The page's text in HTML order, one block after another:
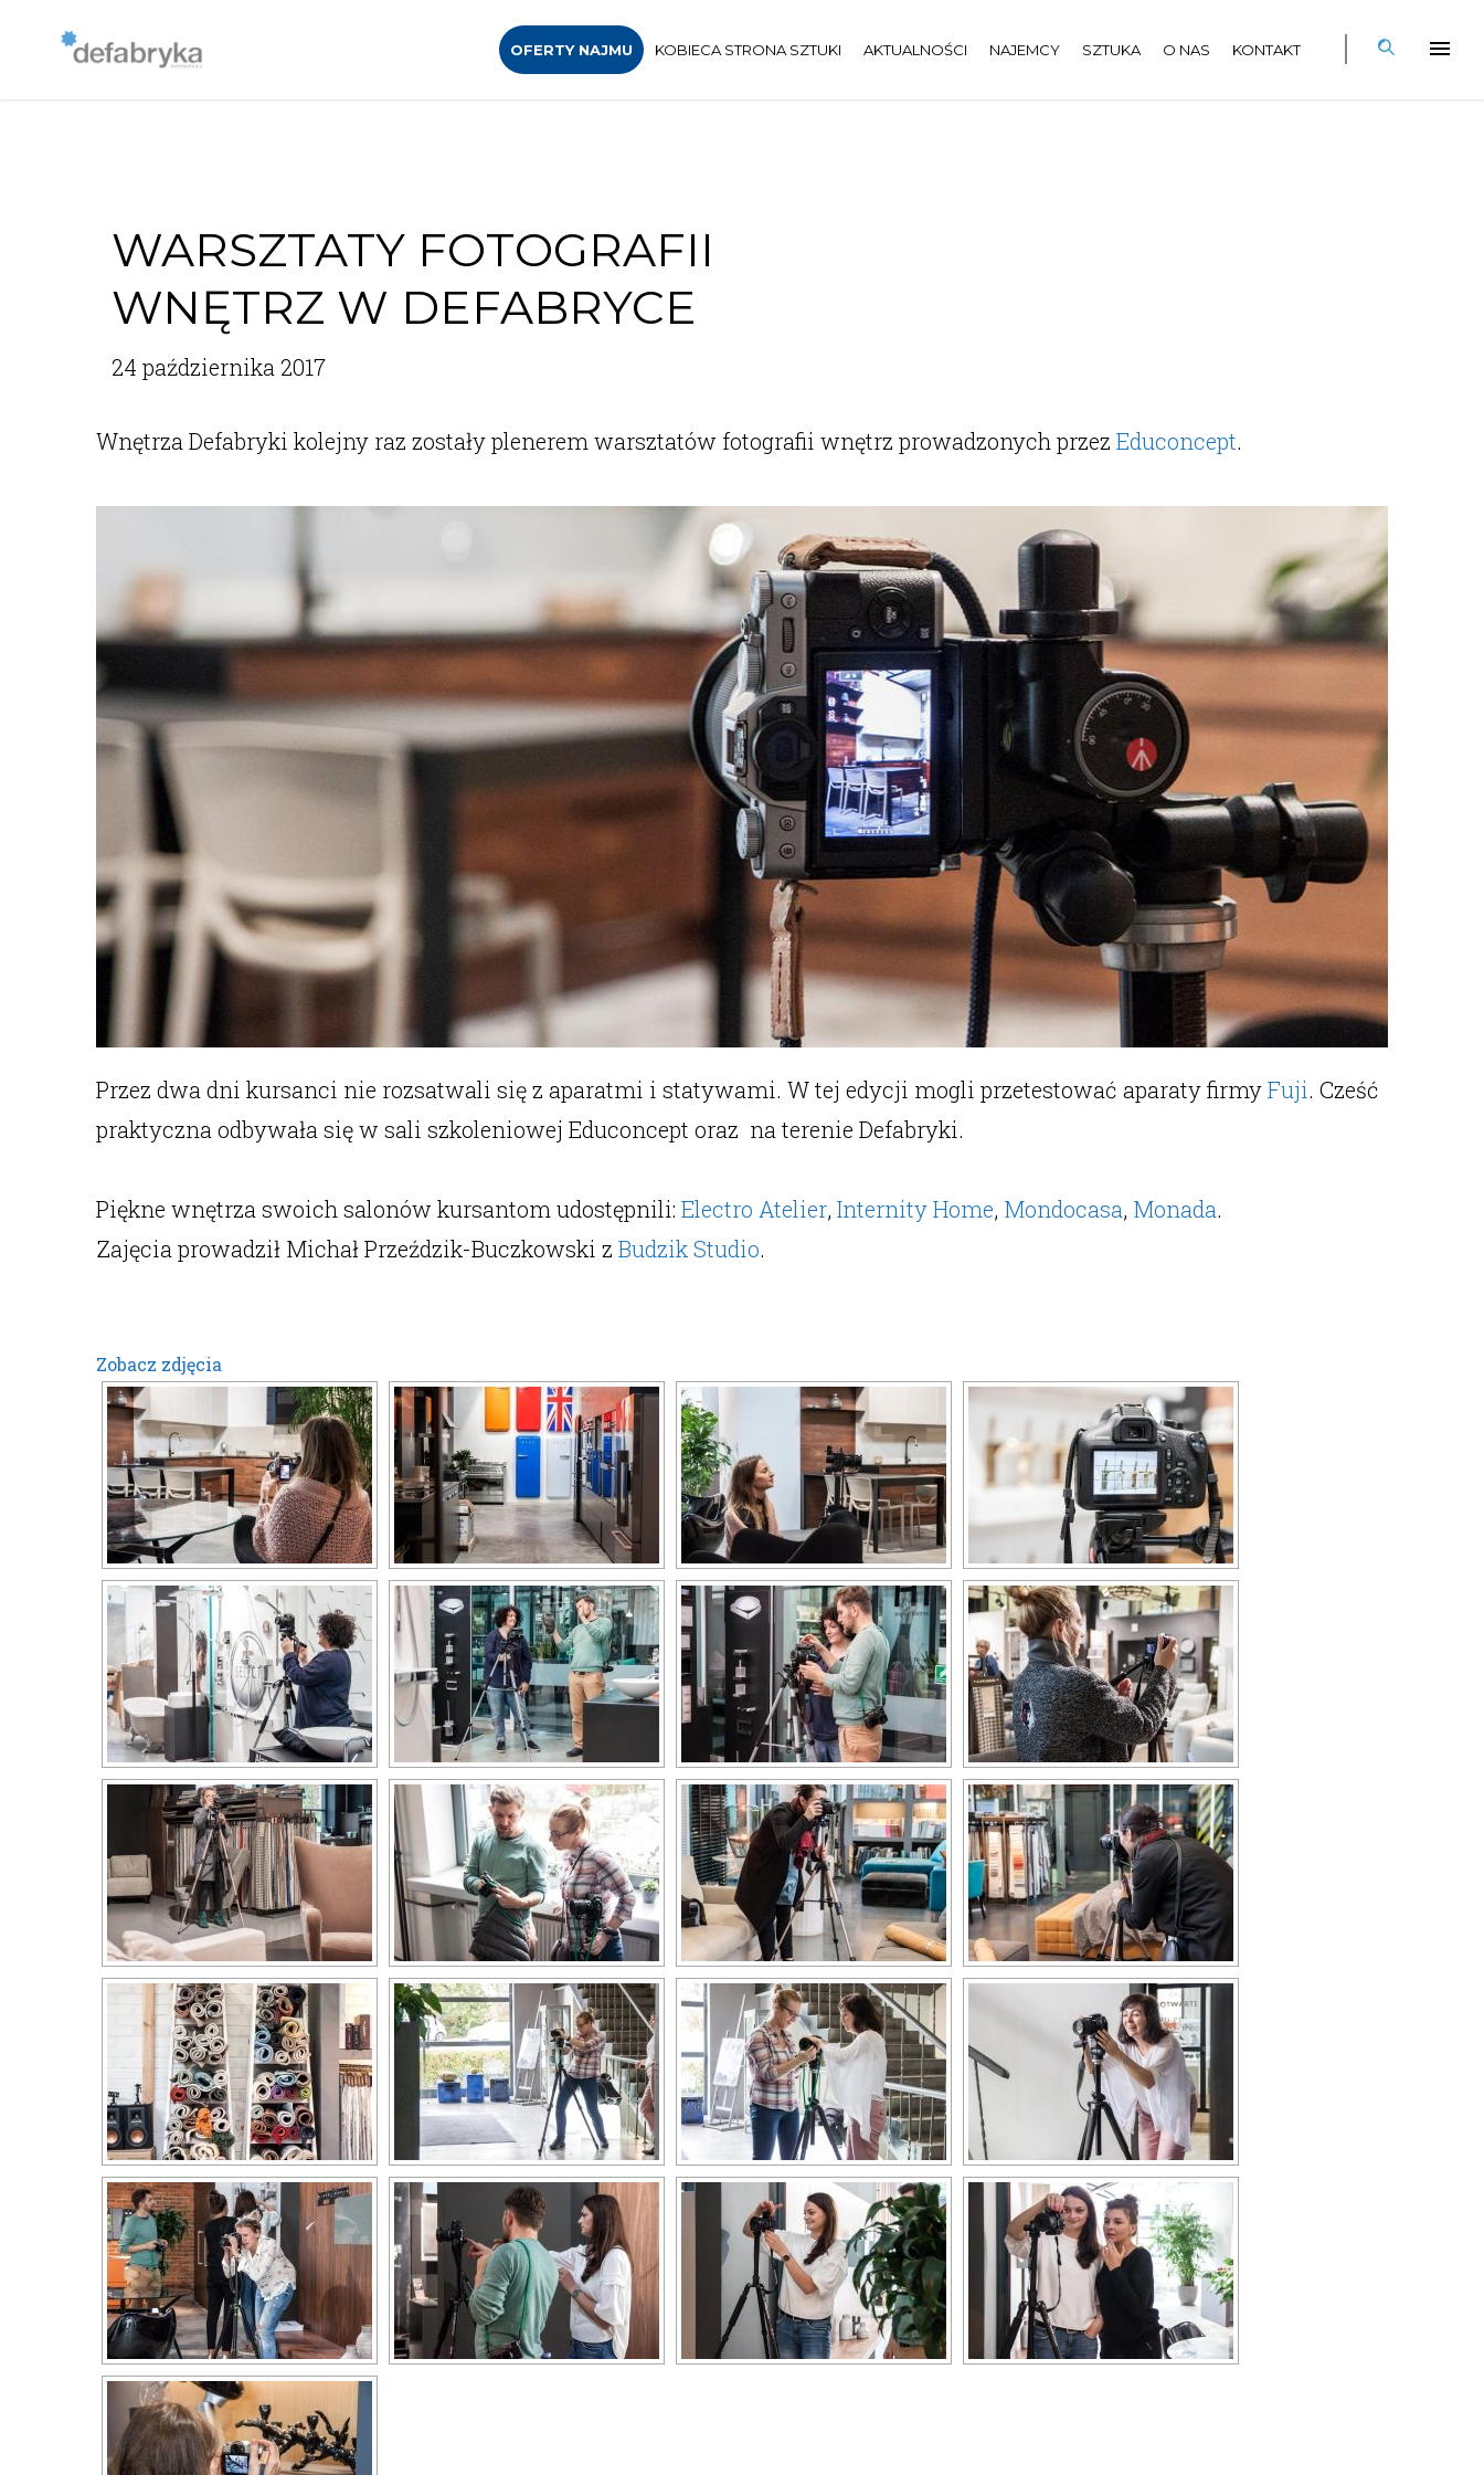
OFERTY NAJMU KOBIECA STRONA SZTUKI AKTUALNOŚCI NAJEMCY SZTUKA O NAS KONTAKT
WARSZTATY FOTOGRAFII
WNĘTRZ W DEFABRYCE
24 października 2017
Wnętrza Defabryki kolejny raz zostały plenerem warsztatów fotografii wnętrz prowadzonych przez Educoncept.
Przez dwa dni kursanci nie rozsatwali się z aparatmi i statywami. W tej edycji mogli przetestować aparaty firmyFuji. Cześć
praktyczna odbywała się w sali szkoleniowej Educoncept oraz na terenie Defabryki.
Piękne wnętrza swoich salonów kursantom udostępnili: Electro Atelier, Internity Home, Mondocasa, Monada.
Zajęcia prowadził Michał Przeździk-Buczkowski z BudzikStudio.
Zobacz zdjęcia